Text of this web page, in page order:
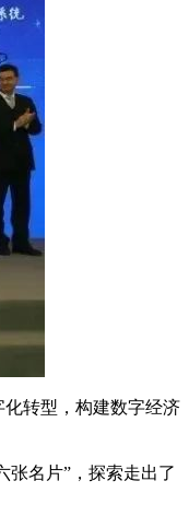
转型，构建数字经济
张名片”，探索走出了